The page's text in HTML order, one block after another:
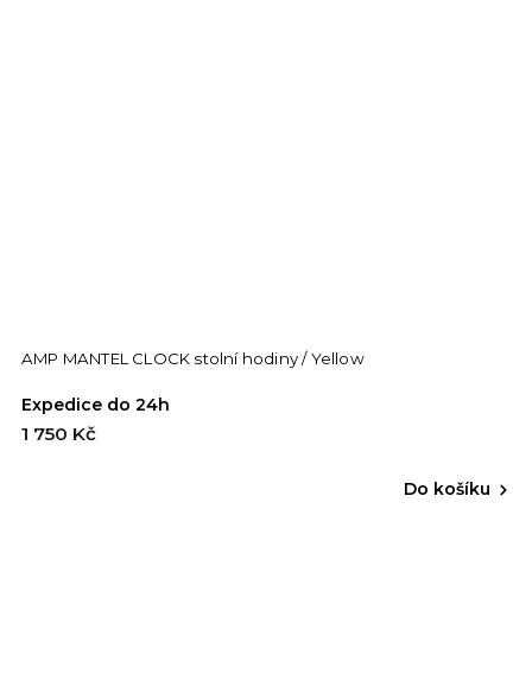
AMP MANTEL CLOCK stolní hodiny / Yellow
Expedice do 24h
1 750 Kč
Do košíku